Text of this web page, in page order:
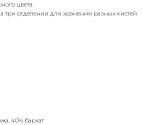
цвета.
три отделения для хранения разных кистей
40% бархат